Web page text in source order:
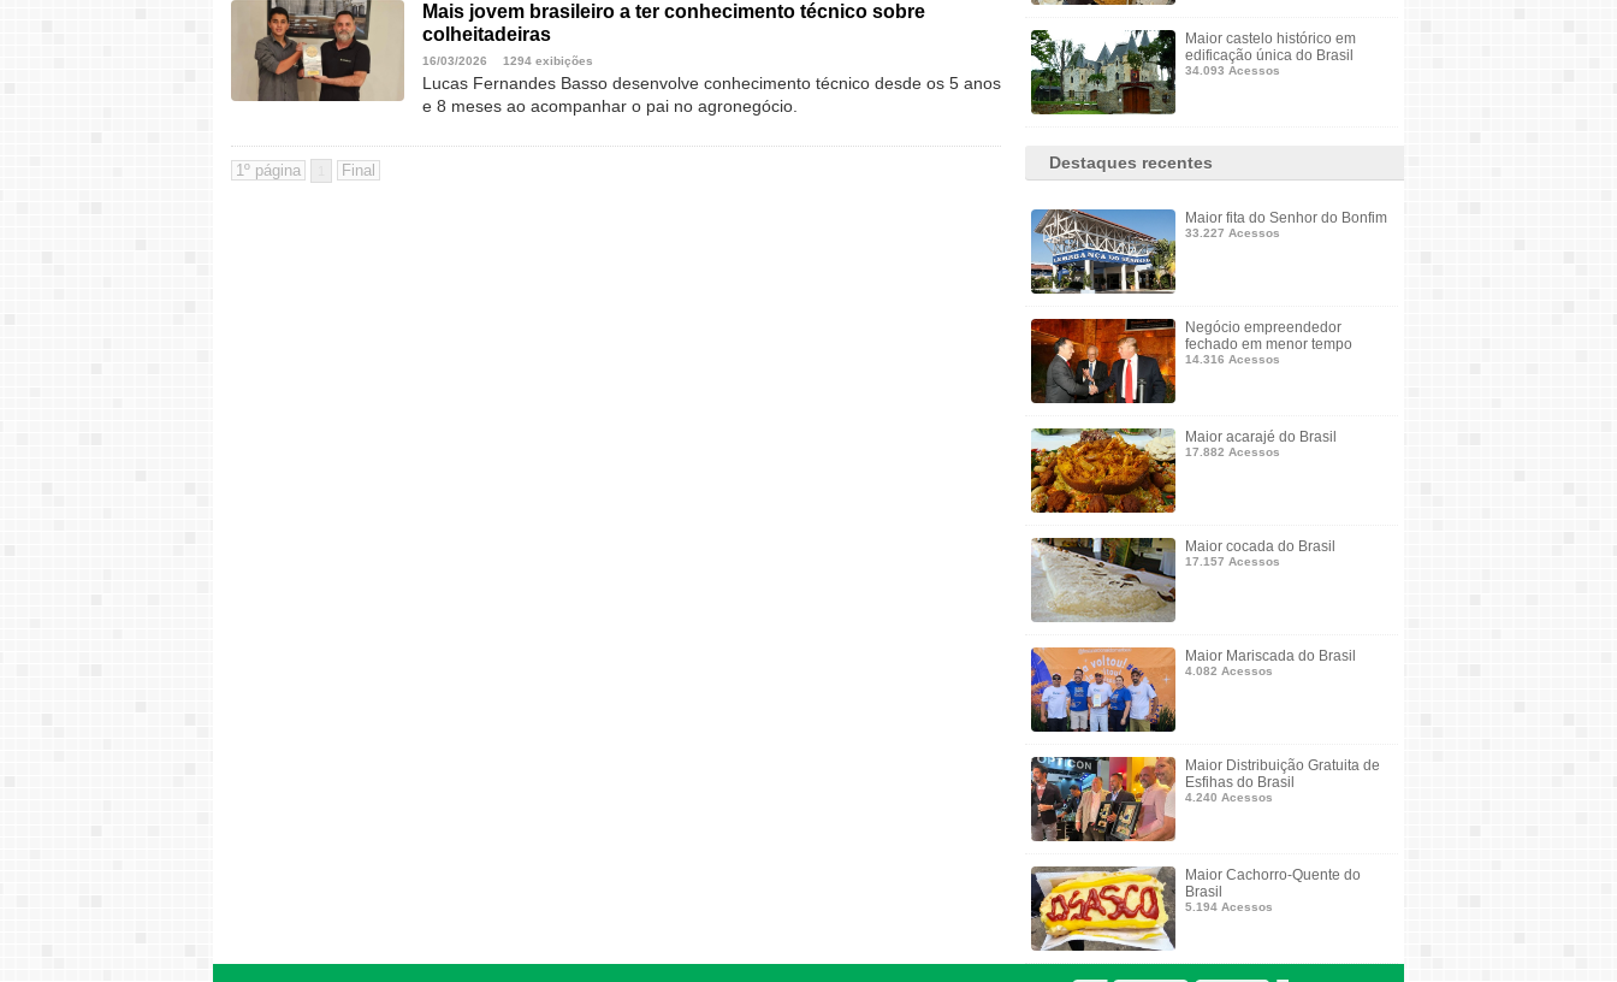
Mais jovem brasileiro a ter conhecimento técnico sobre
colheitadeiras
16/03/2026 1294 exibições
Lucas Fernandes Basso desenvolve conhecimento técnico desde os 5 anos
e 8 meses ao acompanhar o pai no agronegócio.
Maior castelo histórico em
edificação única do Brasil
34.093 Acessos
Destaques recentes
Maior fita do Senhor do Bonfim
33.227 Acessos
Negócio empreendedor
fechado em menor tempo
14.316 Acessos
Maior acarajé do Brasil
17.882 Acessos
Maior cocada do Brasil
17.157 Acessos
Maior Mariscada do Brasil
4.082 Acessos
Maior Distribuição Gratuita de
Esfihas do Brasil
4.240 Acessos
Maior Cachorro-Quente do
Brasil
5.194 Acessos